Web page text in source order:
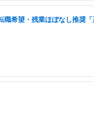
希望・残業ほぼなし推奨「